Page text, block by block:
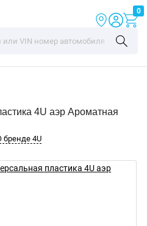
0
4U аэр Ароматная
бренде 4U